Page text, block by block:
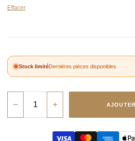
Effacer
Stock limitéDernières pièces disponibles
− +